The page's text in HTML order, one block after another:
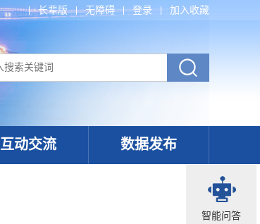
长辈版 无障碍 登录 加入收藏
互动交流 数据发布
智能问答